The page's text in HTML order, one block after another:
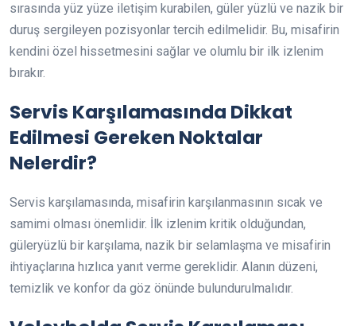
sırasında yüz yüze iletişim kurabilen, güler yüzlü ve nazik bir
duruş sergileyen pozisyonlar tercih edilmelidir. Bu, misafirin
kendini özel hissetmesini sağlar ve olumlu bir ilk izlenim
bırakır.
Servis Karşılamasında Dikkat
Edilmesi Gereken Noktalar
Nelerdir?
Servis karşılamasında, misafirin karşılanmasının sıcak ve
samimi olması önemlidir. İlk izlenim kritik olduğundan,
güleryüzlü bir karşılama, nazik bir selamlaşma ve misafirin
ihtiyaçlarına hızlıca yanıt verme gereklidir. Alanın düzeni,
temizlik ve konfor da göz önünde bulundurulmalıdır.